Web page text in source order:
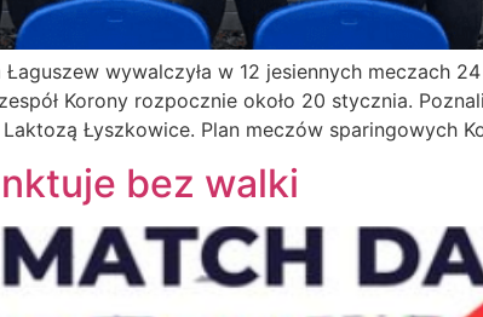
wywalczyła w 12 jesiennych meczach
Korony rozpocznie około 20 stycznia.
Łyszkowice. Plan meczów sparingowych
bez walki